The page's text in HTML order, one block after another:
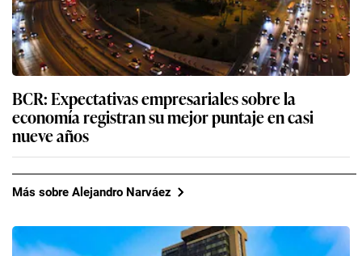
BCR: Expectativas empresariales sobre la
economía registran su mejor puntaje en casi
nueve años
Más sobre Alejandro Narváez